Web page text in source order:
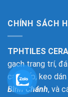
CHÍNH SÁCH
TPHTILES
gạch trang trí,
cao cấp, keo
Bình Chánh, và